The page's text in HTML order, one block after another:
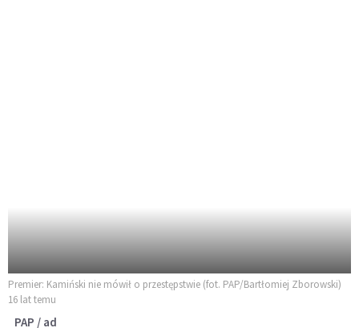
Premier: Kamiński nie mówił o przestępstwie (fot. PAP/Bartłomiej Zborowski)
16 lat temu
PAP / ad